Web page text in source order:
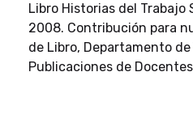
Libro Historias del Trabajo
2008. Contribución para
de Libro, Departamento
Publicaciones de